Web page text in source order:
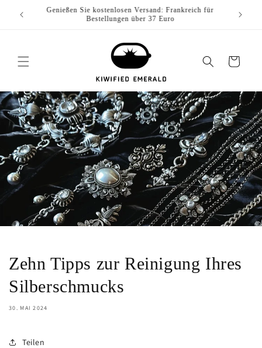
Inhalt
Genießen Sie kostenlosen Versand: Europa für
Bestellungen über 65 Euro
Wagen
Zehn Tipps zur Reinigung Ihres
Silberschmucks
30. MAI 2024
Teilen